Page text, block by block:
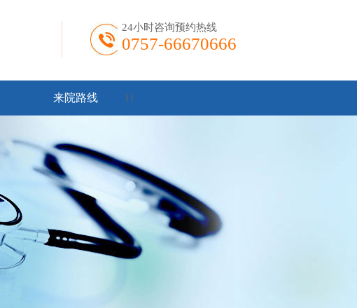
24小时咨询预约热线
0757-66670666
} }
来院路线